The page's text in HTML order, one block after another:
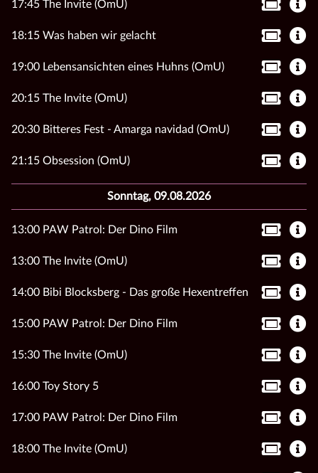
17:45 The Invite (OmU)
18:15 Was haben wir gelacht
19:00 Lebensansichten eines Huhns (OmU)
20:15 The Invite (OmU)
20:30 Bitteres Fest - Amarga navidad (OmU)
21:15 Obsession (OmU)
Sonntag, 09.08.2026
13:00 PAW Patrol: Der Dino Film
13:00 The Invite (OmU)
14:00 Bibi Blocksberg - Das große Hexentreffen
15:00 PAW Patrol: Der Dino Film
15:30 The Invite (OmU)
16:00 Toy Story 5
17:00 PAW Patrol: Der Dino Film
18:00 The Invite (OmU)